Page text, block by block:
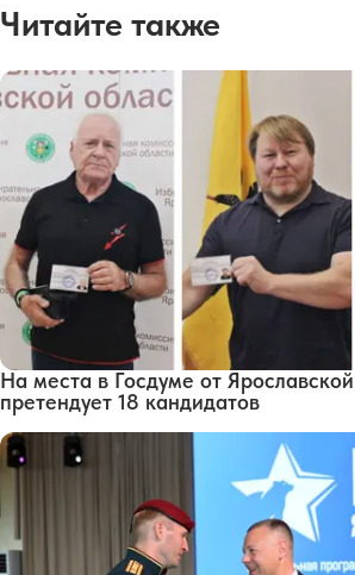
Читайте также
На места в Госдуме от
претендует 18 кандидатов